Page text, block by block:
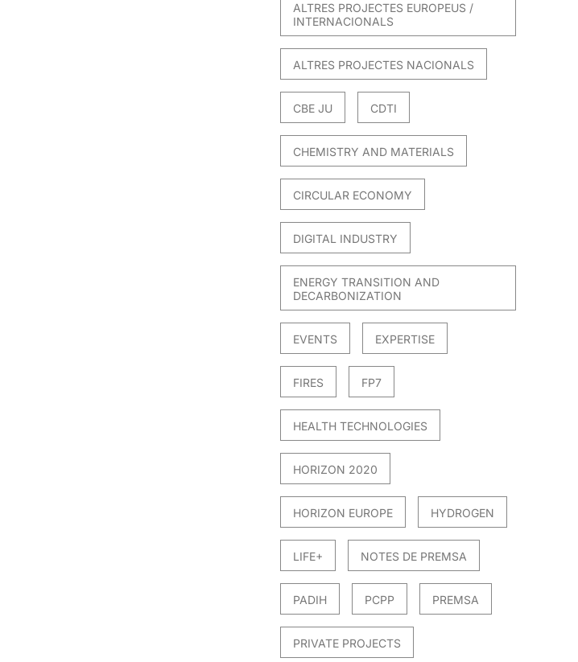
ALTRES PROJECTES EUROPEUS /
INTERNACIONALS
ALTRES PROJECTES NACIONALS
CBE JU CDTI
CHEMISTRY AND MATERIALS
CIRCULAR ECONOMY
DIGITAL INDUSTRY
ENERGY TRANSITION AND
DECARBONIZATION
EVENTS EXPERTISE
FIRES FP7
HEALTH TECHNOLOGIES
HORIZON 2020
HORIZON EUROPE HYDROGEN
LIFE+ NOTES DE PREMSA
PADIH PCPP PREMSA
PRIVATE PROJECTS